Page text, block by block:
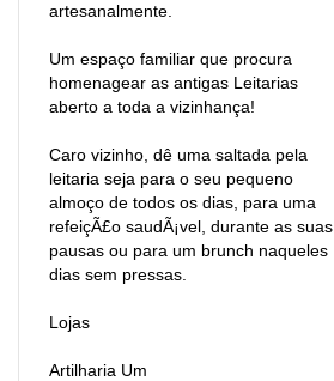
artesanalmente.
Um espaço familiar que procura
homenagear as antigas Leitarias
aberto a toda a vizinhança!
Caro vizinho, dê uma saltada pela
leitaria seja para o seu pequeno
almoço de todos os dias, para uma
refeiçÃ£o saudÃ¡vel, durante as suas
pausas ou para um brunch naqueles
dias sem pressas.
Lojas
Artilharia Um